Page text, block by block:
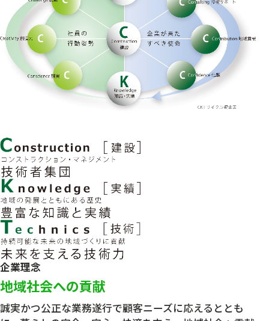
企業理念
地域社会への貢献
誠実かつ公正な業務遂行で顧客ニーズに応えるととも